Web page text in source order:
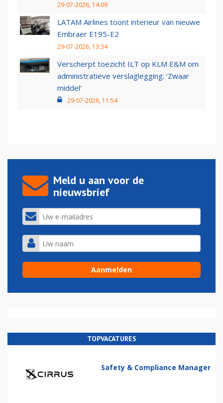
29-07-2026, 14:09
LATAM Airlines toont interieur van nieuwe
Embraer E195-E2
29-07-2026, 13:34
Verscherpt toezicht ILT op KLM E&M om
administratieve verslaglegging: ‘Zwaar
middel’
29-07-2026, 11:54
Meld u aan voor de
nieuwsbrief
TOPVACATURES
Safety & Compliance Manager